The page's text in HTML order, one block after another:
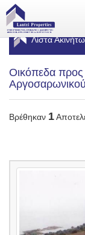
Λίστα
Οικόπεδα προς
Βρέθηκαν 1